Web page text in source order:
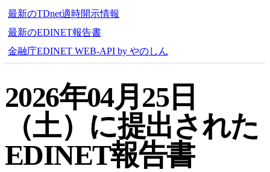
最新のTDnet適時開示情報
最新のEDINET報告書
金融庁EDINET WEB-API by やのしん
2026年04月25日
（土）に提出された
EDINET報告書